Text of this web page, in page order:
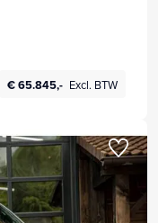
€ 65.845,- Excl. BTW